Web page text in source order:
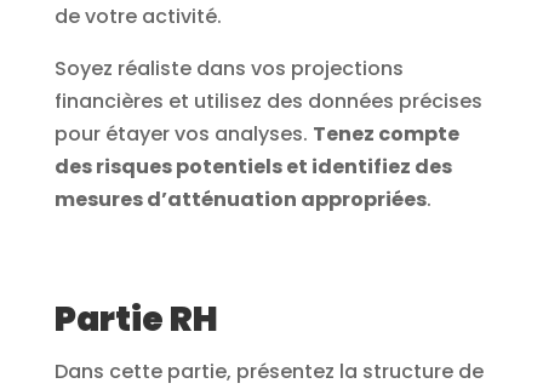
de votre activité.
Soyez réaliste dans vos projections
financières et utilisez des données précises
pour étayer vos analyses. Tenez compte
des risques potentiels et identifiez des
mesures d’atténuation appropriées.
Partie RH
Dans cette partie, présentez la structure de